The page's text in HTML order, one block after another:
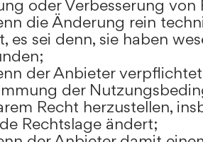
oder Verbesserung
die Änderung rein
es sei denn, sie haben
der Anbieter verpflichtet
der
Recht herzustellen,
Rechtslage ändert;